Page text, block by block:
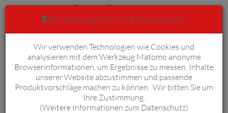
Anmelden Warenkorb 0
Einstellungen für Ihre Privatsphäre
Wir verwenden Technologien wie Cookies und
analysieren mit dem Werkzeug Matomo anonyme
Browserinformationen, um Ergebnisse zu messen, Inhalte
unserer Website abzustimmen und passende
Produktvorschläge machen zu können. Wir bitten Sie um
Ihre Zustimmung.
(Weitere Informationen zum Datenschutz)